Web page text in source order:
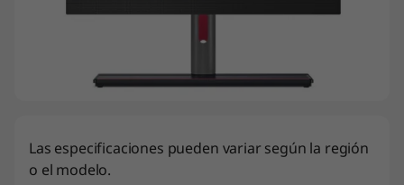
Las especificaciones pueden variar según la región
o el modelo.